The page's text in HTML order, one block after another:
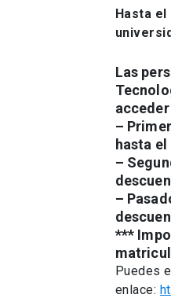
Hasta
Las
–
hasta el
–
–
***
Puedes
enlace: